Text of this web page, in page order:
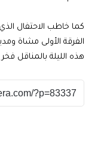
كما خاطب الاحتفال
الفرقة الأولى مشاة ومدير
هذه الليلة بالمناقل فخر